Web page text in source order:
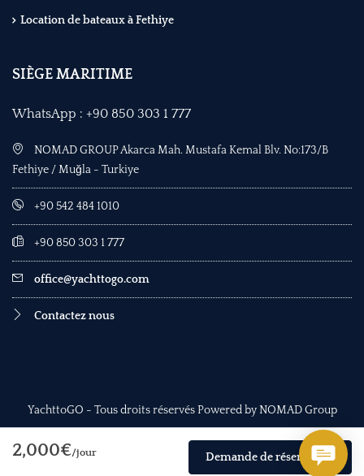
2,000€/jour Demande de réservation
Location de bateaux à Fethiye
SIÈGE MARITIME
WhatsApp : +90 850 303 1 777
NOMAD GROUP Akarca Mah. Mustafa Kemal Blv. No:173/B
Fethiye / Muğla - Turkiye
+90 542 484 1010
+90 850 303 1 777
office@yachttogo.com
Contactez nous
YachttoGO - Tous droits réservés Powered by NOMAD Group